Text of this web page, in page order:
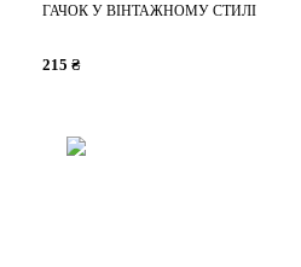
ГАЧОК У ВІНТАЖНОМУ СТИЛІ
215 ₴